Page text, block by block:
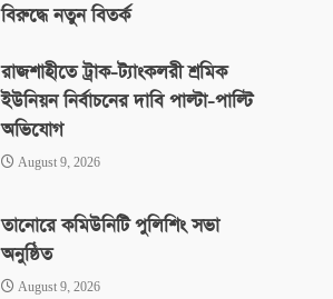
বিরুদ্ধে নতুন বিতর্ক
রাজশাহীতে ট্রাক-ট্যাংকলরী শ্রমিক
ইউনিয়ন নির্বাচনের দাবি পাল্টা-পাল্টি
অভিযোগ
August 9, 2026
তানোরে কমিউনিটি পুলিশিং সভা
অনুষ্ঠিত
August 9, 2026